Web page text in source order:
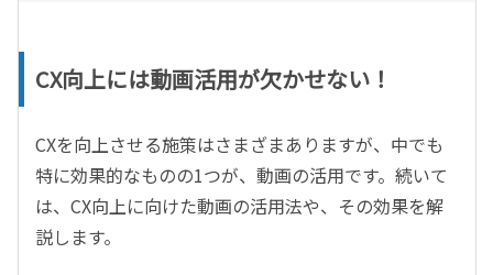
CX向上には動画活用が欠かせない！
CXを向上させる施策はさまざまありますが、中でも
特に効果的なものの1つが、動画の活用です。続いて
は、CX向上に向けた動画の活用法や、その効果を解
説します。